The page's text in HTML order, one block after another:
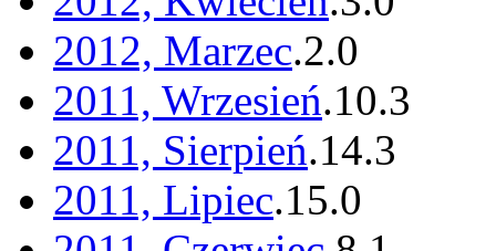
2012, Marzec.2.0
2011, Wrzesień.10.3
2011, Sierpień.14.3
2011, Lipiec.15.0